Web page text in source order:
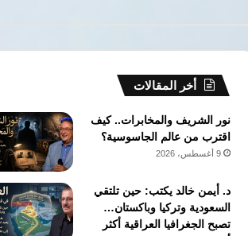
أخر المقالات
نور الشريف والمخابرات.. كيف
اقترب من عالم الجاسوسية؟
9 أغسطس، 2026
د. أيمن خالد يكتب: حين تلتقي
السعودية وتركيا وباكستان…
تصبح الجغرافيا العراقية أكثر